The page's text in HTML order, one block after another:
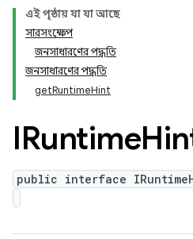
এই পৃষ্ঠায় যা যা আছে
সারসংক্ষেপ
জনসাধারণের পদ্ধতি
জনসাধারণের পদ্ধতি
getRuntimeHint
IRuntime
public interface